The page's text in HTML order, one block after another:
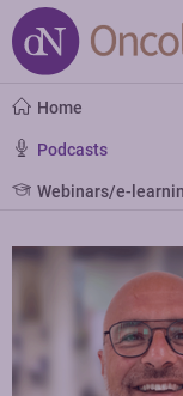
Home
Podcasts
Webinars/e-